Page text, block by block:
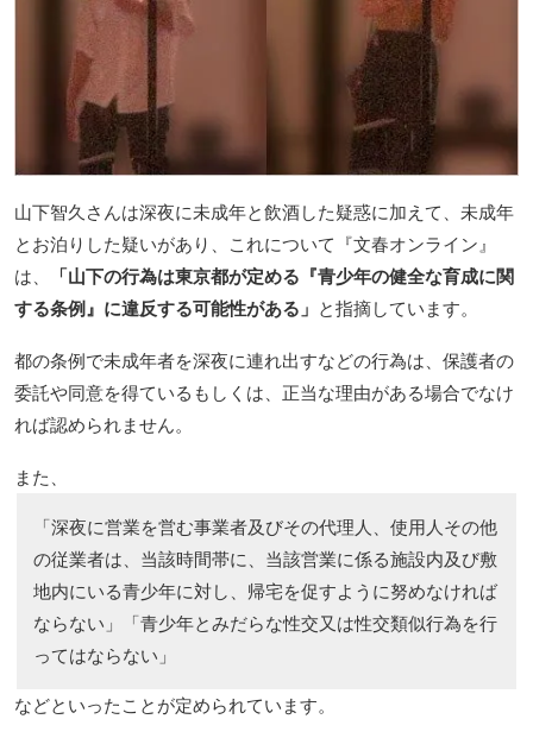
山下智久さんは深夜に未成年と飲酒した疑惑に加えて、未成年
とお泊りした疑いがあり、これについて『文春オンライン』
は、
「山下の行為は東京都が定める『青少年の健全な育成に関
する条例』に違反する可能性がある」 と指摘しています。
都の条例で未成年者を深夜に連れ出すなどの行為は、保護者の
委託や同意を得ているもしくは、正当な理由がある場合でなけ
れば認められません。
また、
「深夜に営業を営む事業者及びその代理人、使用人その他
の従業者は、当該時間帯に、当該営業に係る施設内及び敷
地内にいる青少年に対し、帰宅を促すように努めなければ
ならない」「青少年とみだらな性交又は性交類似行為を行
ってはならない」
などといったことが定められています。